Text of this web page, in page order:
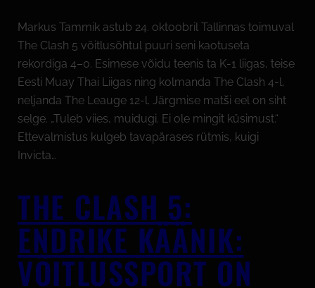
Markus Tammik astub 24. oktoobril Tallinnas toimuval
The Clash 5 võitlusõhtul puuri seni kaotuseta
rekordiga 4–0. Esimese võidu teenis ta K-1 liigas, teise
Eesti Muay Thai Liigas ning kolmanda The Clash 4-l,
neljanda The Leauge 12-l. Järgmise matši eel on siht
selge. „Tuleb viies, muidugi. Ei ole mingit küsimust.“
Ettevalmistus kulgeb tavapärases rütmis, kuigi
Invicta…
THE CLASH 5:
ENDRIKE KÄÄNIK:
VÕITLUSSPORT ON